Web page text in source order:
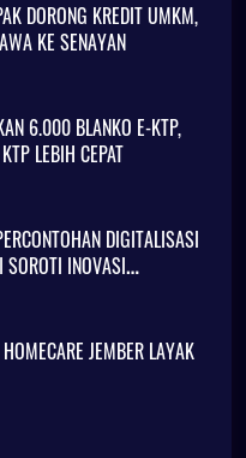
DORONG KREDIT UMKM,
KE SENAYAN
6.000 BLANKO E-KTP,
LEBIH CEPAT
DIGITALISASI
SOROTI INOVASI
JEMBER LAYAK